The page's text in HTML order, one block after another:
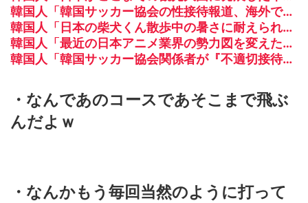
韓国人「韓国サッカー協会の性接待報道、海外でも大騒ぎに・・・2002年W杯4強の記録取り消しの声も」→「マジで国の恥だ」「2002年まで疑う価値がある」「国民や国が築いた国格をサッカー選手が足で蹴り飛ばすね」
韓国人「日本の柴犬くん散歩中の暑さに耐えられなかった結果」
韓国人「最近の日本アニメ業界の勢力図を変えたと言われる作品がこちら…」→「こういうのが面白い…（ﾌﾞﾙﾌﾞﾙ」＝韓国の反応
韓国人「韓国サッカー協会関係者が『不適切接待は慣行だった』と衝撃発言！日韓ワールドカップ4強にも疑いの視線が向けられる」
・なんであのコースであそこまで飛ぶ
んだよｗ
・なんかもう毎回当然のように打って